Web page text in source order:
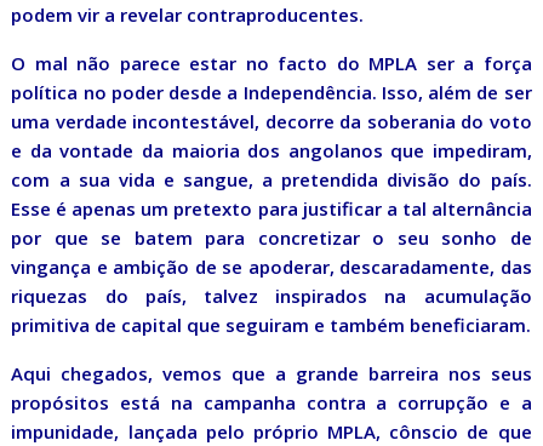
podem vir a revelar contraproducentes.
O mal não parece estar no facto do MPLA ser a força
política no poder desde a Independência. Isso, além de ser
uma verdade incontestável, decorre da soberania do voto
e da vontade da maioria dos angolanos que impediram,
com a sua vida e sangue, a pretendida divisão do país.
Esse é apenas um pretexto para justificar a tal alternância
por que se batem para concretizar o seu sonho de
vingança e ambição de se apoderar, descaradamente, das
riquezas do país, talvez inspirados na acumulação
primitiva de capital que seguiram e também beneficiaram.
Aqui chegados, vemos que a grande barreira nos seus
propósitos está na campanha contra a corrupção e a
impunidade, lançada pelo próprio MPLA, cônscio de que